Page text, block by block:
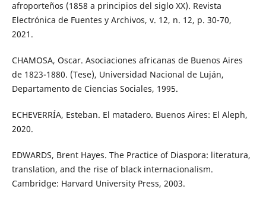
afroporteños (1858 a principios del siglo XX). Revista
Electrónica de Fuentes y Archivos, v. 12, n. 12, p. 30-70,
2021.
CHAMOSA, Oscar. Asociaciones africanas de Buenos Aires
de 1823-1880. (Tese), Universidad Nacional de Luján,
Departamento de Ciencias Sociales, 1995.
ECHEVERRÍA, Esteban. El matadero. Buenos Aires: El Aleph,
2020.
EDWARDS, Brent Hayes. The Practice of Diaspora: literatura,
translation, and the rise of black internacionalism.
Cambridge: Harvard University Press, 2003.